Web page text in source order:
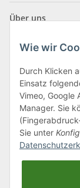
Über uns
Klagenfurter
9556 Liebenfels
Montag bis
Freitag: 8:00 bis
Tel.:0043 (0)
Wie wir
Durch Klicken
Einsatz
Vimeo, Google
Manager. Sie
Sie unter